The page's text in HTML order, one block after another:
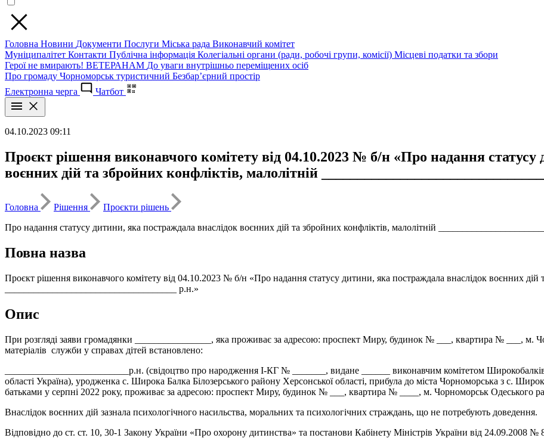
Головна Новини Документи Послуги Міська рада Виконавчий комітет
Муніципалітет Контакти Публічна інформація Колегіальні органи (ради, робочі групи, комісії) Місцеві податки та збори
Герої не вмирають! ВЕТЕРАНАМ До уваги внутрішньо переміщених осіб
Про громаду Чорноморськ туристичний Безбар’єрний простір
Електронна черга
Чатбот
04.10.2023 09:11
Проєкт рішення виконавчого комітету від 04.10.2023 № б/н «Про надання
воєнних дій та збройних конфліктів, малолітній
Головна Рішення
Проєкти рішень
Про надання статусу дитини, яка постраждала внаслідок воєнних дій та збройних конфліктів, малолітній
Повна назва
Проєкт рішення виконавчого комітету від 04.10.2023 № б/н «Про надання статусу дитини, яка постраждала внаслідок воєнних дій
____________________________________ р.н.»
Опис
При розгляді заяви громадянки ________________, яка проживає за адресою: проспект Миру, будинок № ___, квартира № ___, м.
матеріалів служби у справах дітей встановлено:
__________________________р.н. (свідоцтво про народження І-КГ № _______, видане ______ виконавчим комітетом
області Україна), уродженка с. Широка Балка Білозерського району Херсонської області, прибула до міста Чорноморська з с.
батьками у серпні 2022 року, проживає за адресою: проспект Миру, будинок № ___, квартира № ____, м. Чорноморськ Одеського
Внаслідок воєнних дій зазнала психологічного насильства, моральних та психологічних страждань, що не потребують доведення.
Відповідно до ст. ст. 10, 30-1 Закону України «Про охорону дитинства» та постанови Кабінету Міністрів України від 24.09.2008 №